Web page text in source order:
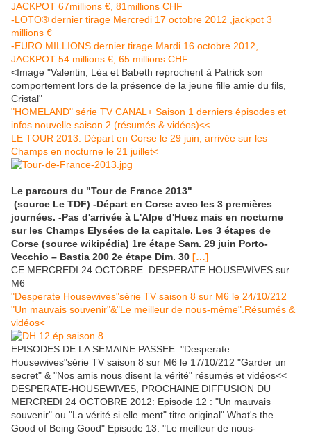
JACKPOT 67millions €, 81millions CHF
-LOTO® dernier tirage Mercredi 17 octobre 2012 ,jackpot 3
millions €
-EURO MILLIONS dernier tirage Mardi 16 octobre 2012,
JACKPOT 54 millions €, 65 millions CHF
<Image "Valentin, Léa et Babeth reprochent à Patrick son
comportement lors de la présence de la jeune fille amie du fils,
Cristal"
"HOMELAND" série TV CANAL+ Saison 1 derniers épisodes et
infos nouvelle saison 2 (résumés & vidéos)<<
LE TOUR 2013: Départ en Corse le 29 juin, arrivée sur les
Champs en nocturne le 21 juillet<
Le parcours du "Tour de France 2013"
(source Le TDF) -Départ en Corse avec les 3 premières
journées. -Pas d'arrivée à L'Alpe d'Huez mais en nocturne
sur les Champs Elysées de la capitale. Les 3 étapes de
Corse (source wikipédia) 1re étape Sam. 29 juin Porto-
Vecchio – Bastia 200 2e étape Dim. 30 […]
CE MERCREDI 24 OCTOBRE DESPERATE HOUSEWIVES sur
M6
"Desperate Housewives"série TV saison 8 sur M6 le 24/10/212
"Un mauvais souvenir"&"Le meilleur de nous-même".Résumés &
vidéos<
EPISODES DE LA SEMAINE PASSEE: "Desperate
Housewives"série TV saison 8 sur M6 le 17/10/212 "Garder un
secret" & "Nos amis nous disent la vérité" résumés et vidéos<<
DESPERATE-HOUSEWIVES, PROCHAINE DIFFUSION DU
MERCREDI 24 OCTOBRE 2012: Episode 12 : "Un mauvais
souvenir" ou "La vérité si elle ment" titre original" What's the
Good of Being Good" Episode 13: "Le meilleur de nous-